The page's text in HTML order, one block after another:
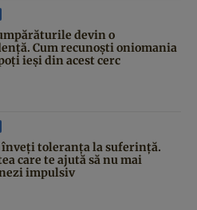
devin o
Cum recunoști oniomania
ieși din acest cerc
înveți toleranța la suferință.
care te ajută să nu mai
impulsiv